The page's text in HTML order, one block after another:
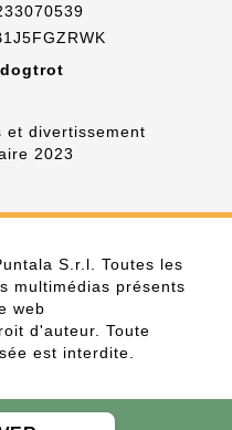
dogtrot
et divertissement
2023
S.r.l. Toutes les
multimédias présents
web
d'auteur. Toute
est interdite.